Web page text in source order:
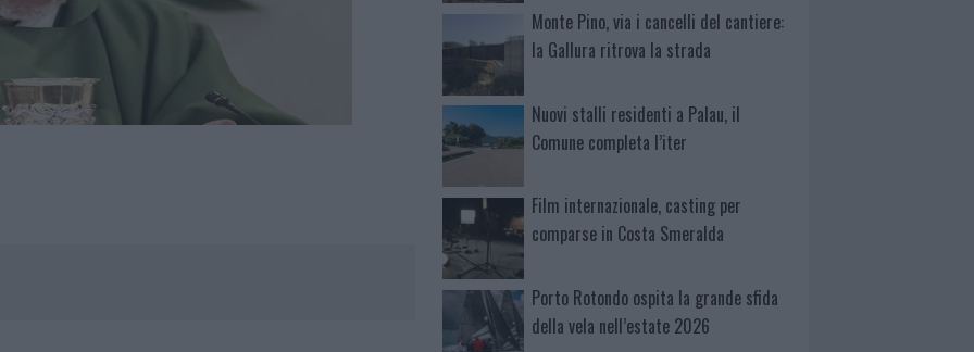
Monte Pino, via i cancelli del cantiere:
la Gallura ritrova la strada
Nuovi stalli residenti a Palau, il
Comune completa l’iter
Film internazionale, casting per
comparse in Costa Smeralda
Porto Rotondo ospita la grande sfida
della vela nell’estate 2026